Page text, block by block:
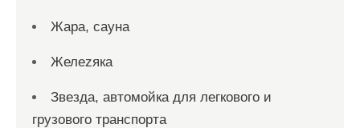
Жара, сауна
Желеzяка
Звезда, автомойка для легкового и
грузового транспорта